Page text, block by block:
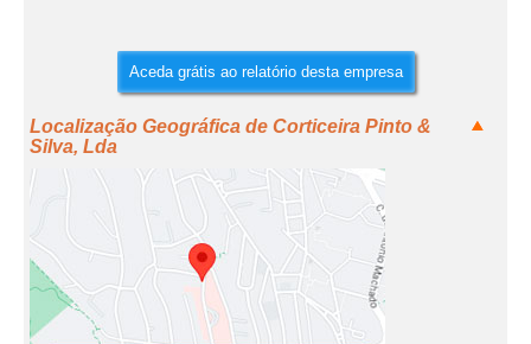
Aceda grátis ao relatório desta empresa
Localização Geográfica de Corticeira Pinto &
Silva, Lda